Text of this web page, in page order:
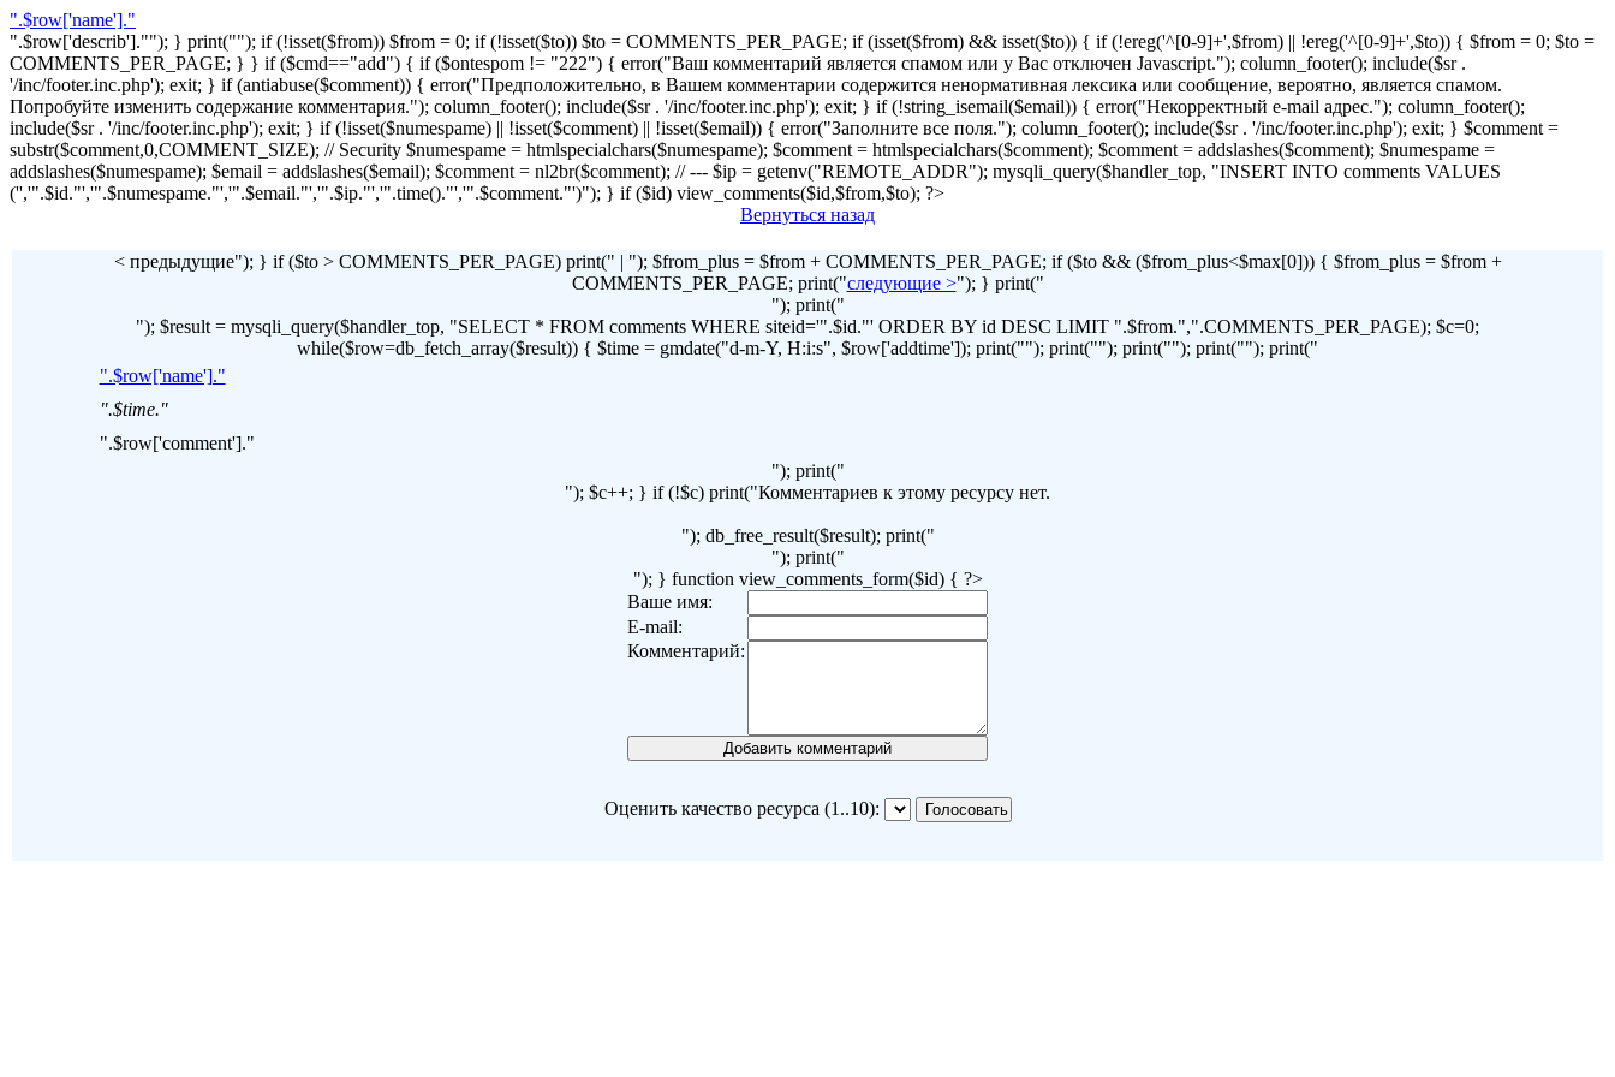
".$row['name']."
".$row['describ'].""); } print(""); if (!isset($from)) $from = 0; if (!isset($to)) $to = COMMENTS_PER_PAGE; if (isset($from) && isset($to)) { if (!ereg('^[0-9]+',$from) || !ereg('^[0-9]+',$to)) { $from = 0; $to =
COMMENTS_PER_PAGE; } } if ($cmd=="add") { if ($ontespom != "222") { error("Ваш комментарий является спамом или у Вас отключен Javascript."); column_footer(); include($sr .
'/inc/footer.inc.php'); exit; } if (antiabuse($comment)) { error("Предположительно, в Вашем комментарии содержится ненормативная лексика или сообщение, вероятно, является спамом.
Попробуйте изменить содержание комментария."); column_footer(); include($sr . '/inc/footer.inc.php'); exit; } if (!string_isemail($email)) { error("Некорректный e-mail адрес."); column_footer();
include($sr . '/inc/footer.inc.php'); exit; } if (!isset($numespame) || !isset($comment) || !isset($email)) { error("Заполните все поля."); column_footer(); include($sr . '/inc/footer.inc.php'); exit; } $comment =
substr($comment,0,COMMENT_SIZE); // Security $numespame = htmlspecialchars($numespame); $comment = htmlspecialchars($comment); $comment = addslashes($comment); $numespame =
addslashes($numespame); $email = addslashes($email); $comment = nl2br($comment); // --- $ip = getenv("REMOTE_ADDR"); mysqli_query($handler_top, "INSERT INTO comments VALUES
('','".$id."','".$numespame."','".$email."','".$ip."','".time()."','".$comment."')"); } if ($id) view_comments($id,$from,$to); ?>
Вернуться назад
< предыдущие"); } if ($to > COMMENTS_PER_PAGE) print(" | "); $from_plus = $from + COMMENTS_PER_PAGE; if ($to && ($from_plus<$max[0])) { $from_plus = $from +
COMMENTS_PER_PAGE; print("следующие >"); } print("
"); print("
"); $result = mysqli_query($handler_top, "SELECT * FROM comments WHERE siteid='".$id."' ORDER BY id DESC LIMIT ".$from.",".COMMENTS_PER_PAGE); $c=0;
while($row=db_fetch_array($result)) { $time = gmdate("d-m-Y, H:i:s", $row['addtime']); print(""); print(""); print(""); print(""); print("
".$row['name']."
".$time."
".$row['comment']."
"); print("
"); $c++; } if (!$c) print("Комментариев к этому ресурсу нет.
"); db_free_result($result); print("
"); print("
"); } function view_comments_form($id) { ?>
Ваше имя:
E-mail:
Комментарий:
Оценить качество ресурса (1..10):